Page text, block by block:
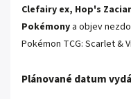
Clefairy ex, Hop's
Pokémony a objev
Pokémon TCG: Scarlet
Plánované datum